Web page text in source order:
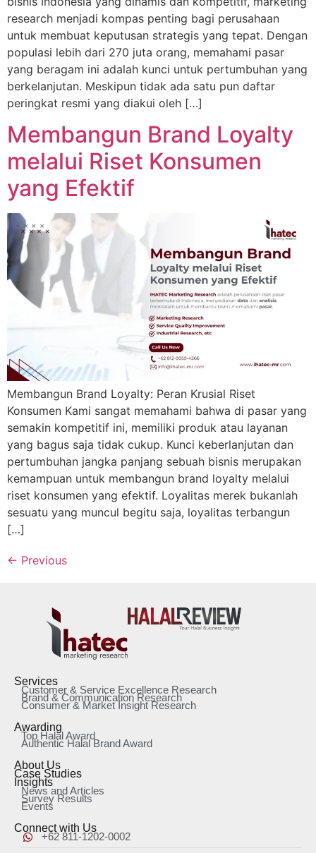
research menjadi kompas penting bagi perusahaan
untuk membuat keputusan strategis yang tepat. Dengan
populasi lebih dari 270 juta orang, memahami pasar
yang beragam ini adalah kunci untuk pertumbuhan yang
berkelanjutan. Meskipun tidak ada satu pun daftar
peringkat resmi yang diakui oleh […]
Membangun Brand Loyalty
melalui Riset Konsumen
yang Efektif
Membangun Brand Loyalty: Peran Krusial Riset
Konsumen Kami sangat memahami bahwa di pasar yang
semakin kompetitif ini, memiliki produk atau layanan
yang bagus saja tidak cukup. Kunci keberlanjutan dan
pertumbuhan jangka panjang sebuah bisnis merupakan
kemampuan untuk membangun brand loyalty melalui
riset konsumen yang efektif. Loyalitas merek bukanlah
sesuatu yang muncul begitu saja, loyalitas terbangun
[…]
← Previous
Services
Customer & Service Excellence Research
Brand & Communication Research
Consumer & Market Insight Research
Awarding
Top Halal Award
Authentic Halal Brand Award
About Us
Case Studies
Insights
News and Articles
Survey Results
Events
Connect with Us
+62 811-1202-0002